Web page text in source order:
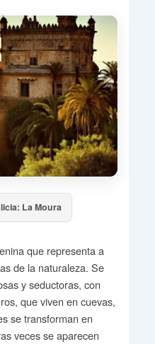
La Moura
que representa a
de la naturaleza. Se
y seductoras, con
que viven en cuevas,
se transforman en
veces se aparecen